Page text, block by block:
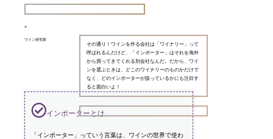
ワイン研究家
その通り！ワインを作る会社は「ワイナリー」って
呼ばれるんだけど、「インポーター」はそれを海外
から買ってきてくれる別会社なんだ。だから、ワイ
ンを選ぶときは、どこのワイナリーのものかだけで
なく、どのインポーターが扱っているかにも注目す
ると面白いよ！
インポーターとは。
「インポーター」っていう言葉は、ワインの世界で使わ